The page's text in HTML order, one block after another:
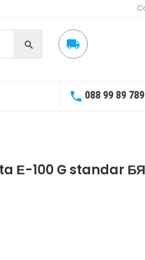
 
 088 99 89
Е-100 G standar